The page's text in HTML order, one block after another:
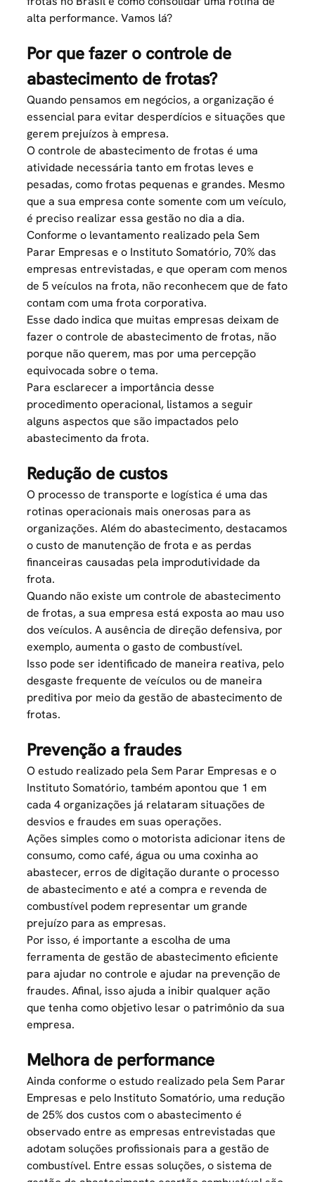
alta performance. Vamos lá?
Por que fazer o controle de
abastecimento de frotas?
Quando pensamos em negócios, a organização é
essencial para evitar desperdícios e situações que
gerem prejuízos à empresa.
O controle de abastecimento de frotas é uma
atividade necessária tanto em frotas leves e
pesadas, como frotas pequenas e grandes. Mesmo
que a sua empresa conte somente com um veículo,
é preciso realizar essa gestão no dia a dia.
Conforme o levantamento realizado pela Sem
Parar Empresas e o Instituto Somatório, 70% das
empresas entrevistadas, e que operam com menos
de 5 veículos na frota, não reconhecem que de fato
contam com uma frota corporativa.
Esse dado indica que muitas empresas deixam de
fazer o controle de abastecimento de frotas, não
porque não querem, mas por uma percepção
equivocada sobre o tema.
Para esclarecer a importância desse
procedimento operacional, listamos a seguir
alguns aspectos que são impactados pelo
abastecimento da frota.
Redução de custos
O processo de transporte e logística é uma das
rotinas operacionais mais onerosas para as
organizações. Além do abastecimento, destacamos
o custo de manutenção de frota e as perdas
financeiras causadas pela improdutividade da
frota.
Quando não existe um controle de abastecimento
de frotas, a sua empresa está exposta ao mau uso
dos veículos. A ausência de direção defensiva, por
exemplo, aumenta o gasto de combustível.
Isso pode ser identificado de maneira reativa, pelo
desgaste frequente de veículos ou de maneira
preditiva por meio da gestão de abastecimento de
frotas.
Prevenção a fraudes
O estudo realizado pela Sem Parar Empresas e o
Instituto Somatório, também apontou que 1 em
cada 4 organizações já relataram situações de
desvios e fraudes em suas operações.
Ações simples como o motorista adicionar itens de
consumo, como café, água ou uma coxinha ao
abastecer, erros de digitação durante o processo
de abastecimento e até a compra e revenda de
combustível podem representar um grande
prejuízo para as empresas.
Por isso, é importante a escolha de uma
ferramenta de gestão de abastecimento eficiente
para ajudar no controle e ajudar na prevenção de
fraudes. Afinal, isso ajuda a inibir qualquer ação
que tenha como objetivo lesar o patrimônio da sua
empresa.
Melhora de performance
Ainda conforme o estudo realizado pela Sem Parar
Empresas e pelo Instituto Somatório, uma redução
de 25% doscustos com o abastecimentoé
observado entre as empresas entrevistadas que
adotam soluções profissionais para a gestão de
combustível. Entre essas soluções, o sistema de